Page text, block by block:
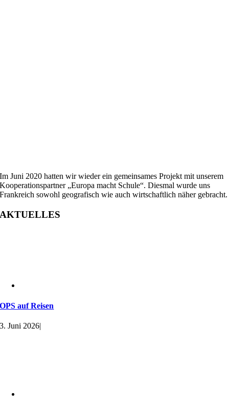
Im Juni 2020 hatten wir wieder ein gemeinsames Projekt mit unserem
Kooperationspartner „Europa macht Schule“. Diesmal wurde uns
Frankreich sowohl geografisch wie auch wirtschaftlich näher gebracht.
AKTUELLES
OPS auf Reisen
3. Juni 2026|